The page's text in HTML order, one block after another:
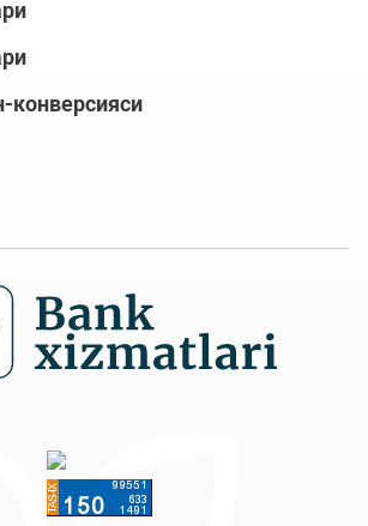
конверсияси